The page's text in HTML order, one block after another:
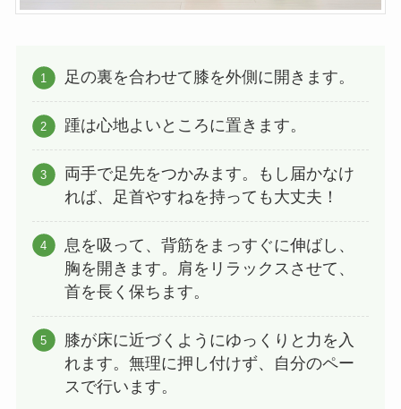
足の裏を合わせて膝を外側に開きます。
踵は心地よいところに置きます。
両手で足先をつかみます。もし届かなけ
れば、足首やすねを持っても大丈夫！
息を吸って、背筋をまっすぐに伸ばし、
胸を開きます。肩をリラックスさせて、
首を長く保ちます。
膝が床に近づくようにゆっくりと力を入
れます。無理に押し付けず、自分のペー
スで行います。